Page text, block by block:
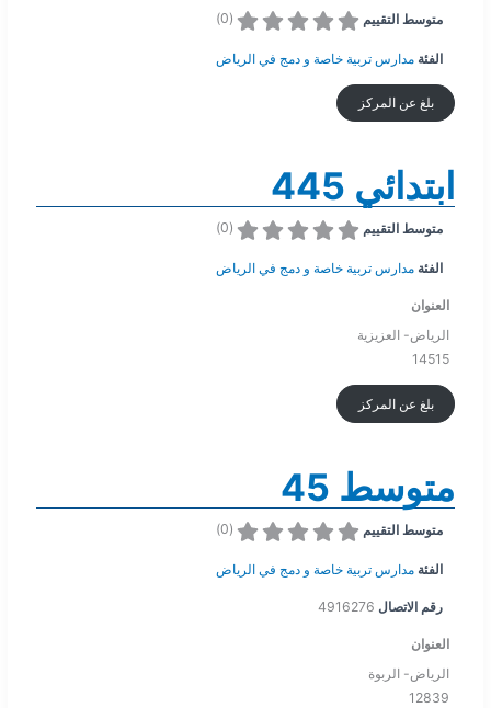
متوسط التقييم (
0
)
الفئة مدارس تربية خاصة و دمج في الرياض
بلغ عن المركز
ابتدائي 445
متوسط التقييم (
0
)
الفئة مدارس تربية خاصة و دمج في الرياض
العنوان
الرياض- العزيزية
14515
بلغ عن المركز
متوسط 45
متوسط التقييم (
0
)
الفئة مدارس تربية خاصة و دمج في الرياض
رقم الاتصال 4916276
العنوان
الرياض- الربوة
12839